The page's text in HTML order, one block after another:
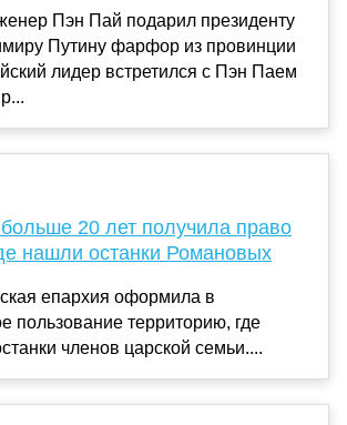
Пэн Пай подарил президенту
Путину фарфор из провинции
лидер встретился с Пэн Паем
20 лет получила право
нашли останки Романовых
епархия оформила в
пользование территорию, где
членов царской семьи....